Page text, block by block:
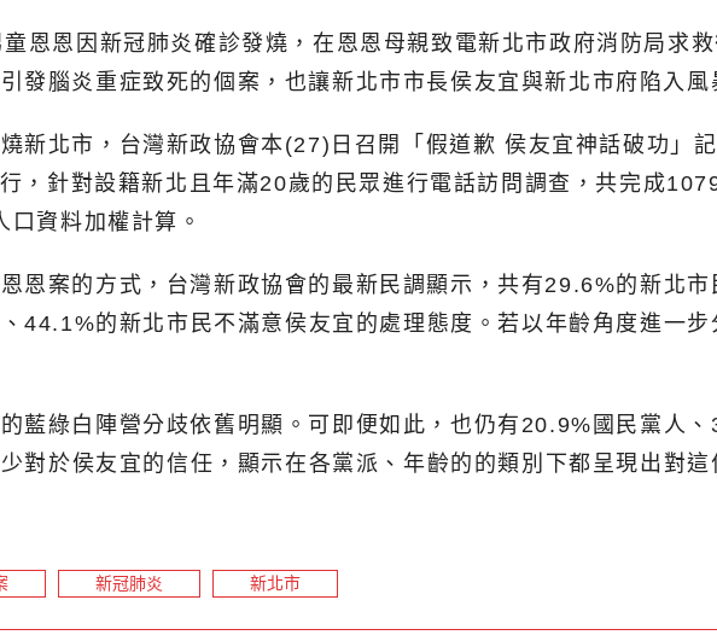
恩恩因新冠肺炎確診發燒，在恩恩母親致電新北市政府消防局求
發腦炎重症致死的個案，也讓新北市市長侯友宜與新北市府陷入風
新北市，台灣新政協會本(27)日召開「假道歉 侯友宜神話破功」
，針對設籍新北且年滿20歲的民眾進行電話訪問調查，共完成
資料加權計算。
恩案的方式，台灣新政協會的最新民調顯示，共有29.6%的新北
44.1%的新北市民不滿意侯友宜的處理態度。若以年齡角度進一
藍綠白陣營分歧依舊明顯。可即便如此，也仍有20.9%國民黨人
對於侯友宜的信任，顯示在各黨派、年齡的的類別下都呈現出對
新冠肺炎 新北市